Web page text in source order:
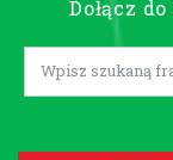
Dołącz do
Lorem ipsum